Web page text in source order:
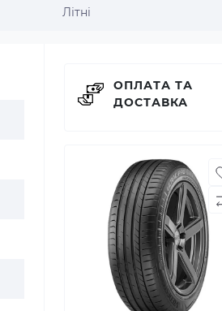
Літні
ОПЛАТА ТА
ДОСТАВКА